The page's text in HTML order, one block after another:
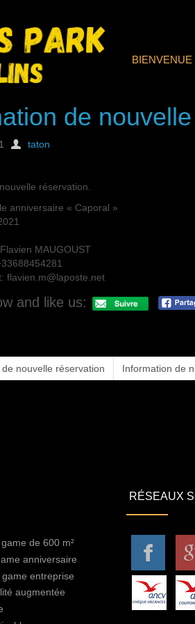
BIENVENUE
de
taton
réservation.
anniversaire « Caporal »
MAUGOUST
flavien.m@laposte.net
and like us:
nouvelle réservation Information de
de 600 m²
anniversaire
entreprise
augmentée
RÉSEAUX